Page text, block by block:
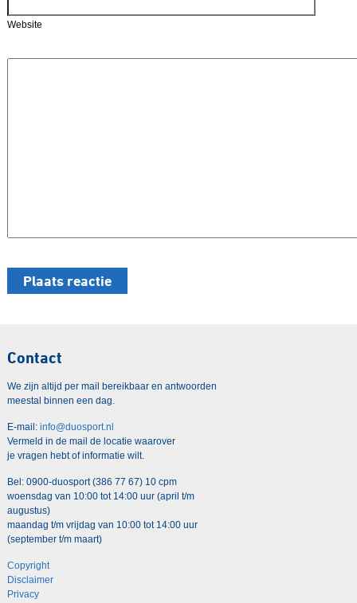
Website
Contact
We zijn altijd per mail bereikbaar en antwoorden
meestal binnen een dag.
E-mail: info@duosport.nl
Vermeld in de mail de locatie waarover
je vragen hebt of informatie wilt.
Bel: 0900-duosport (386 77 67) 10 cpm
woensdag van 10:00 tot 14:00 uur (april t/m
augustus)
maandag t/m vrijdag van 10:00 tot 14:00 uur
(september t/m maart)
Copyright
Disclaimer
Privacy